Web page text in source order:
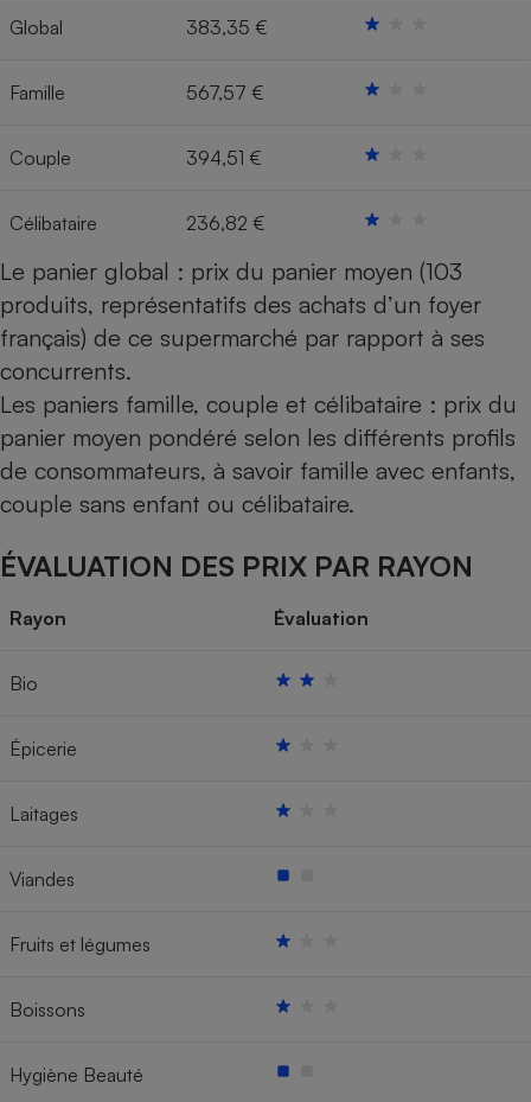
Global 383,35 €
Famille 567,57 €
Couple 394,51 €
Célibataire 236,82 €
Le panier global : prix du panier moyen (103
produits, représentatifs des achats d’un foyer
français) de ce supermarché par rapport à ses
concurrents.
Les paniers famille, couple et célibataire : prix du
panier moyen pondéré selon les différents profils
de consommateurs, à savoir famille avec enfants,
couple sans enfant ou célibataire.
ÉVALUATION DES PRIX PAR RAYON
Rayon Évaluation
Bio
Épicerie
Laitages
Viandes
Fruits et légumes
Boissons
Hygiène Beauté
Cafetière à expressos
Robot ménager